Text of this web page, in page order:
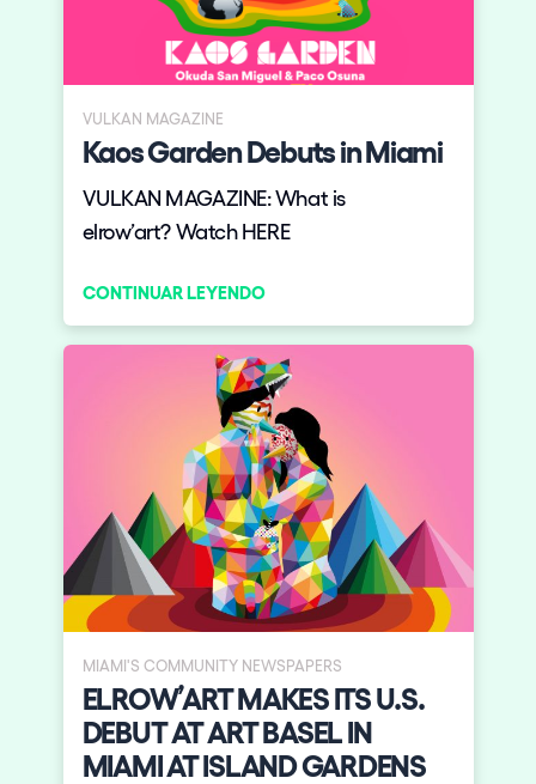
VULKAN MAGAZINE
Kaos Garden Debuts in Miami
VULKAN MAGAZINE: What is
elrow’art? Watch HERE
CONTINUAR LEYENDO
MIAMI'S COMMUNITY NEWSPAPERS
ELROW’ART MAKES ITS U.S.
DEBUT AT ART BASEL IN
MIAMI AT ISLAND GARDENS